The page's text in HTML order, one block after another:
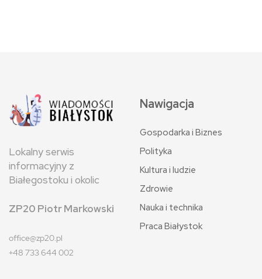
Lokalny serwis
informacyjny z
Białegostoku i okolic
ZP20 Piotr Markowski
office@zp20.pl
+48 733 644 002
Nawigacja
Gospodarka i Biznes
Polityka
Kultura i ludzie
Zdrowie
Nauka i technika
Praca Białystok